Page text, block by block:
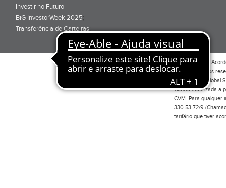
Investir no Futuro
BiG InvestorWeek 2025;
Transferência de Carteiras;
Por favor leia o
Todos os direitos
Investimento Global
CMVM autorizada a
CVM. Para qualquer
330 53 72/9
tarifário que tiver